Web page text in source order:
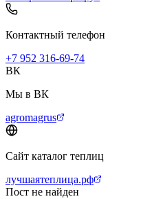
Контактный телефон
+7 952 316-69-74
ВК
Мы в ВК
agromagrus
Сайт каталог теплиц
лучшаятеплица.рф
Пост не найден